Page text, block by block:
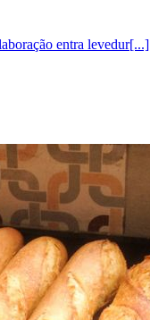
entra levedur[...]